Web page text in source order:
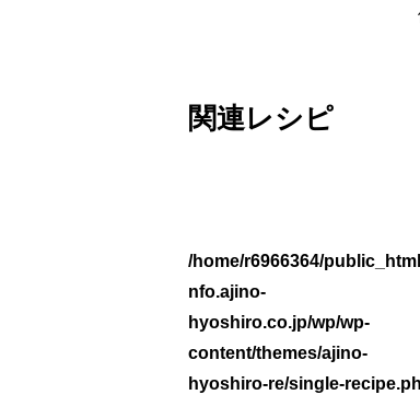
関連レシピ
/home/r6966364/
nfo.ajino-
hyoshiro.co.jp/wp/wp-
content/themes/ajino-
hyoshiro-re/single-